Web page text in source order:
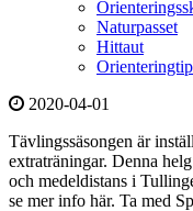
Naturpasset
Hittaut
2020-04-01
Tävlingssäsongen är
extraträningar. Denna
och medeldistans i
se mer info här. Ta med